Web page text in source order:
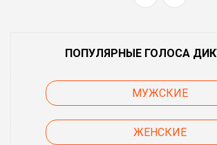
ПОПУЛЯРНЫЕ ГОЛОСА
МУЖСКИЕ
ЖЕНСКИЕ